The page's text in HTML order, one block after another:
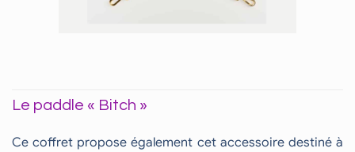
Le paddle « Bitch »
Ce coffret propose également cet accessoire destiné à